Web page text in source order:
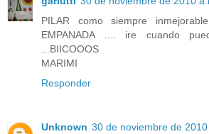
PILAR como siempre
EMPANADA .... ire cuando
...BIICOOOS
MARIMI
Responder
Unknown 30 de noviembre de